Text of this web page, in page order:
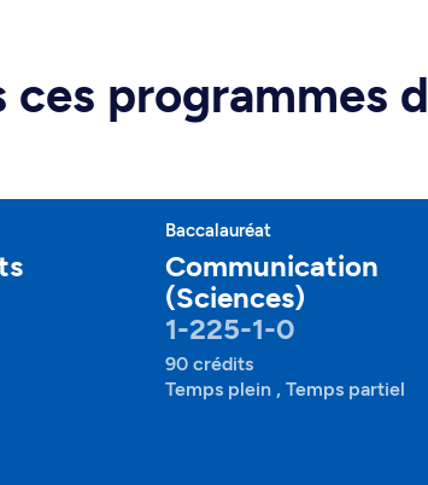
programmes
Baccalauréat
Communication
(Sciences)
1-225-1-0
90 crédits
Temps plein , Temps partiel